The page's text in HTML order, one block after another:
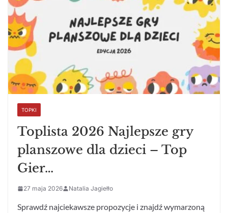
TOPKI
Toplista 2026 Najlepsze gry
planszowe dla dzieci – Top
Gier…
27 maja 2026 Natalia Jagiełło
Sprawdź najciekawsze propozycje i znajdź wymarzoną